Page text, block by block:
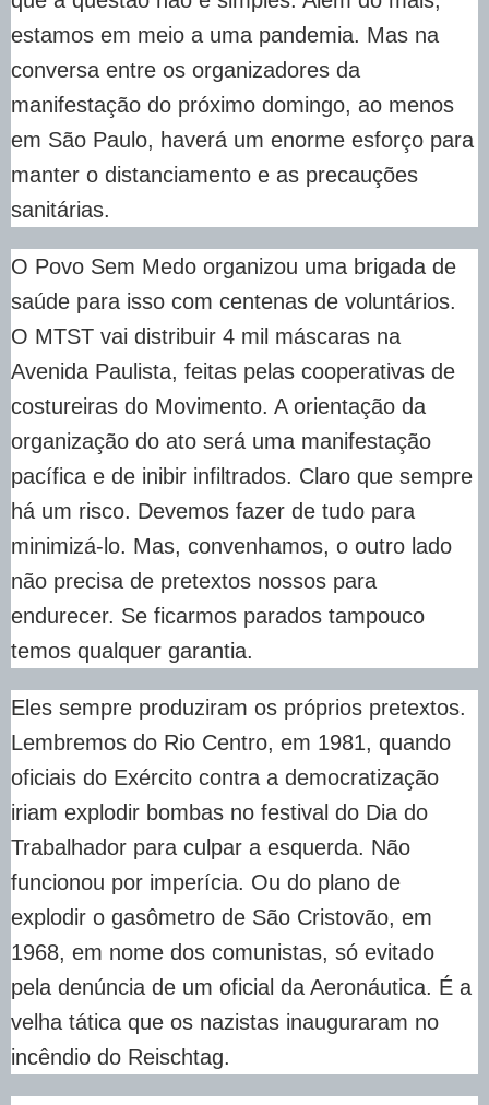
estamos em meio a uma pandemia. Mas na
conversa entre os organizadores da
manifestação do próximo domingo, ao menos
em São Paulo, haverá um enorme esforço para
manter o distanciamento e as precauções
sanitárias.
O Povo Sem Medo organizou uma brigada de
saúde para isso com centenas de voluntários.
O MTST vai distribuir 4 mil máscaras na
Avenida Paulista, feitas pelas cooperativas de
costureiras do Movimento. A orientação da
organização do ato será uma manifestação
pacífica e de inibir infiltrados. Claro que sempre
há um risco. Devemos fazer de tudo para
minimizá-lo. Mas, convenhamos, o outro lado
não precisa de pretextos nossos para
endurecer. Se ficarmos parados tampouco
temos qualquer garantia.
Eles sempre produziram os próprios pretextos.
Lembremos do Rio Centro, em 1981, quando
oficiais do Exército contra a democratização
iriam explodir bombas no festival do Dia do
Trabalhador para culpar a esquerda. Não
funcionou por imperícia. Ou do plano de
explodir o gasômetro de São Cristovão, em
1968, em nome dos comunistas, só evitado
pela denúncia de um oficial da Aeronáutica. É a
velha tática que os nazistas inauguraram no
incêndio do Reischtag.